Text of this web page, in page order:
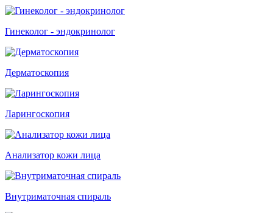
Гинеколог - эндокринолог
Дерматоскопия
Ларингоскопия
Анализатор кожи лица
Внутриматочная спираль